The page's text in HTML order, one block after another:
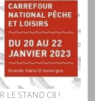
LE STAND C8 !